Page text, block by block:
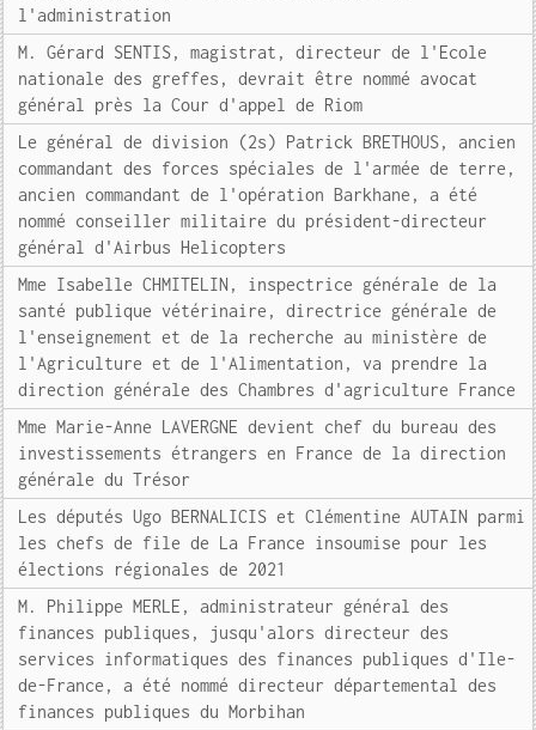
l'administration
M. Gérard SENTIS, magistrat, directeur de l'Ecole
nationale des greffes, devrait être nommé avocat
général près la Cour d'appel de Riom
Le général de division (2s) Patrick BRETHOUS, ancien
commandant des forces spéciales de l'armée de terre,
ancien commandant de l'opération Barkhane, a été
nommé conseiller militaire du président-directeur
général d'Airbus Helicopters
Mme Isabelle CHMITELIN, inspectrice générale de la
santé publique vétérinaire, directrice générale de
l'enseignement et de la recherche au ministère de
l'Agriculture et de l'Alimentation, va prendre la
direction générale des Chambres d'agriculture France
Mme Marie-Anne LAVERGNE devient chef du bureau des
investissements étrangers en France de la direction
générale du Trésor
Les députés Ugo BERNALICIS et Clémentine AUTAIN parmi
les chefs de file de La France insoumise pour les
élections régionales de 2021
M. Philippe MERLE, administrateur général des
finances publiques, jusqu'alors directeur des
services informatiques des finances publiques d'Ile-
de-France, a été nommé directeur départemental des
finances publiques du Morbihan